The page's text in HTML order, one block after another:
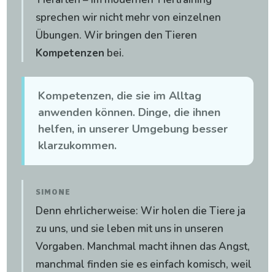
sprechen wir nicht mehr von einzelnen
Übungen. Wir bringen den Tieren
Kompetenzen bei.
Kompetenzen, die sie im Alltag
anwenden können. Dinge, die ihnen
helfen, in unserer Umgebung besser
klarzukommen.
SIMONE
Denn ehrlicherweise: Wir holen die Tiere ja
zu uns, und sie leben mit uns in unseren
Vorgaben. Manchmal macht ihnen das Angst,
manchmal finden sie es einfach komisch, weil